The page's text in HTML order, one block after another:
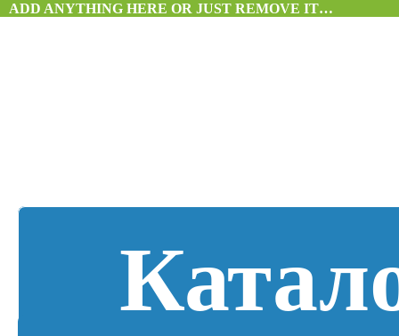
ADD ANYTHING HERE OR JUST REMOVE IT…